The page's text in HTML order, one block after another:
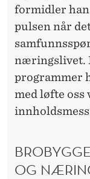
formidler han
pulsen når
næringslivet.
programmer
med løfte oss
OG